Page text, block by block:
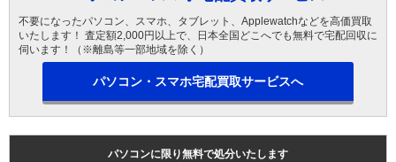
不要になったパソコン、スマホ、タブレット、Applewatchなどを高価買取
いたします！ 査定額2,000円以上で、日本全国どこへでも無料で宅配回収に
伺います！（※離島等一部地域を除く）
パソコン・スマホ宅配買取サービスへ
パソコンに限り無料で処分いたします